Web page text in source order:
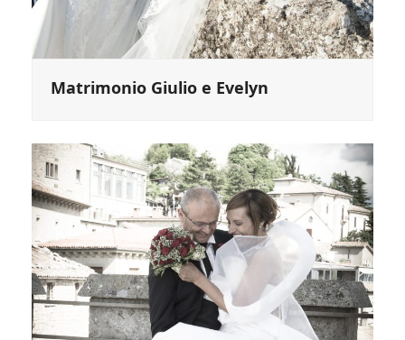
Matrimonio Giulio e Evelyn